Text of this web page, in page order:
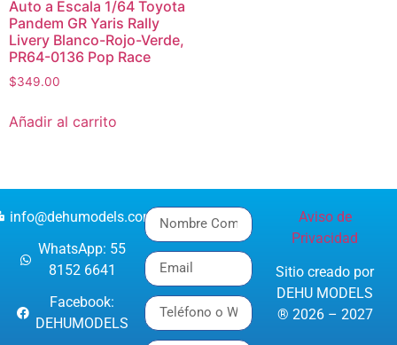
Auto a Escala 1/64 Toyota
Pandem GR Yaris Rally
Livery Blanco-Rojo-Verde,
PR64-0136 Pop Race
$349.00
Añadir al carrito
info@dehumodels.com
WhatsApp: 55
8152 6641
Facebook:
DEHUMODELS
Aviso de
Privacidad
Sitio creado por
DEHU MODELS
® 2026 – 2027